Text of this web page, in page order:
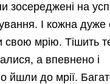
зосереджені на
І кожна дуже
свою мрію. Тішить
а впевнено і
йшли до мрії.